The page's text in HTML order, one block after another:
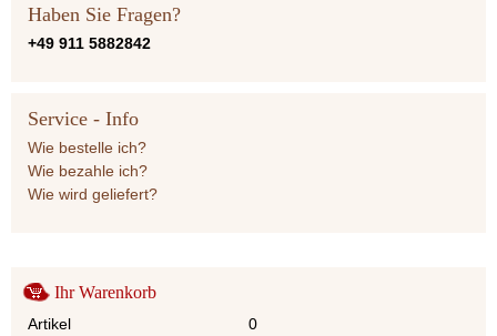
Haben Sie Fragen?
+49 911 5882842
Service - Info
Wie bestelle ich?
Wie bezahle ich?
Wie wird geliefert?
Ihr Warenkorb
Artikel
0